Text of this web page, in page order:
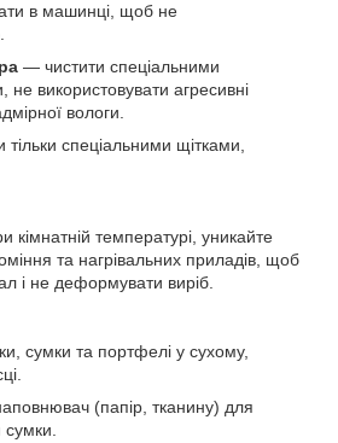
в машинці, щоб не
— чистити спеціальними
не використовувати агресивні
вологи.
спеціальними щітками,
кімнатній температурі, уникайте
та нагрівальних приладів, щоб
і не деформувати виріб.
сумки та портфелі у сухому,
(папір, тканину) для